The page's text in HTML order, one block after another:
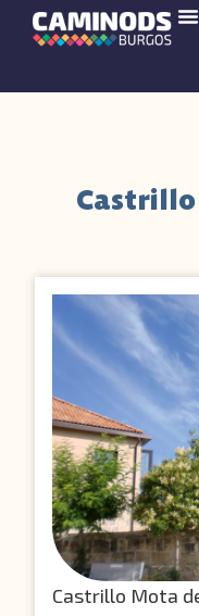
Castrillo Mota